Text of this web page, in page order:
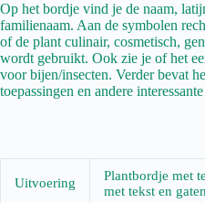
Op het bordje vind je de naam,
familienaam. Aan de symbolen
of de plant culinair, cosmetisch,
wordt gebruikt. Ook zie je of het
voor bijen/insecten. Verder bevat
toepassingen en andere
Uitvoering
Plantbordje met
met tekst en gaten